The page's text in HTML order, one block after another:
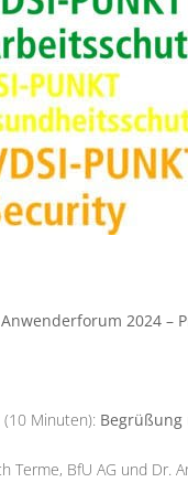
2024 –
Minuten):
Terme, BfU AG und Dr.